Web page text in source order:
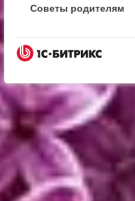
Советы родителям